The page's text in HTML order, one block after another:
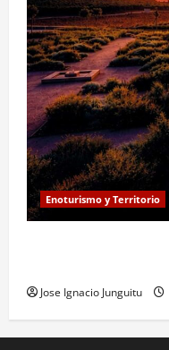
Enoturismo y Territorio
Jose Ignacio Junguitu